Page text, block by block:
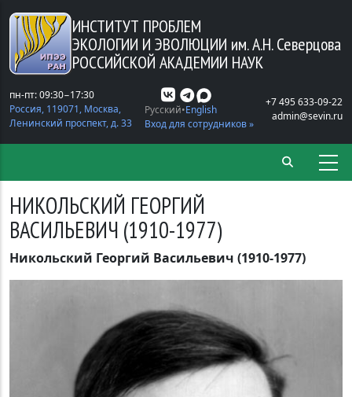
Перейти к основному содержанию
ИНСТИТУТ ПРОБЛЕМ
ЭКОЛОГИИ И ЭВОЛЮЦИИ им. А.Н. Северцова
РОССИЙСКОЙ АКАДЕМИИ НАУК
пн-пт: 09:30−17:30
Россия, 119071, Москва,
Ленинский проспект, д. 33
Русский English
Вход для сотрудников »
+7 495 633-09-22
admin@sevin.ru
НИКОЛЬСКИЙ ГЕОРГИЙ
ВАСИЛЬЕВИЧ (1910-1977)
Никольский Георгий Васильевич (1910-1977)